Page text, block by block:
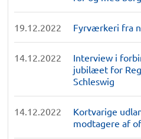
19.12.2022 Fyrværkeri fra
14.12.2022
Interview i
jubilæet for
Schleswig
14.12.2022
Kortvarige
modtagere af